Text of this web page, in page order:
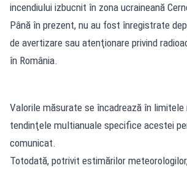
incendiului izbucnit în zona ucraineană
Până în prezent, nu au fost înregistrate
de avertizare sau atenţionare privind
în România.
Valorile măsurate se încadrează în limitele
tendinţele multianuale specifice acestei
comunicat.
Totodată, potrivit estimărilor